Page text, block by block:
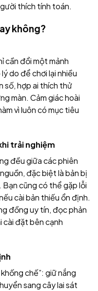
thích tính toán.
không?
cần đổi một mảnh
do để chơi lại nhiều
số, hợp ai thích thử
màn. Cảm giác hoài
vì luôn có mục tiêu
trải nghiệm
đều giữa các phiên
đặc biệt là bản bị
cũng có thể gặp lỗi
cài bản thiếu ổn định.
đồng uy tín, đọc phản
cài đặt bên cạnh
chế”: giữ nắng
sang cây lai sát